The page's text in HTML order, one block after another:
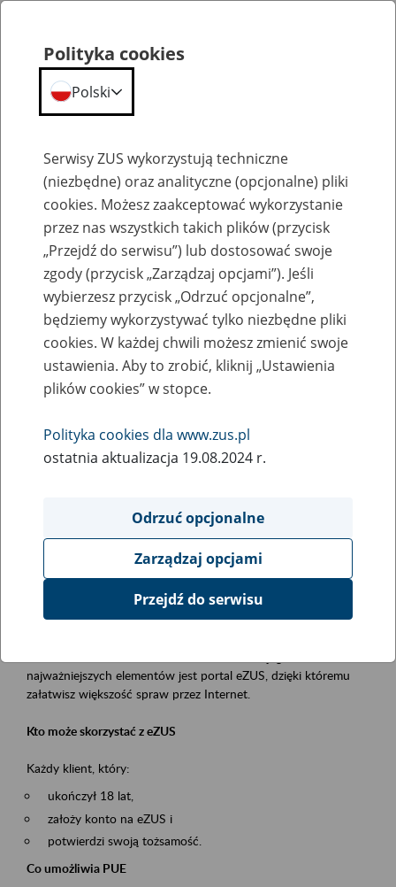
Szkolenia
Zaproś ZUS do siebie - zakładanie profili
eZUS w siedzibie Twojej firmy
Rodzaj wydarzenia
Szkolenia
Obszar merytoryczny
obsługa klientów
Opis wydarzenia
Platforma Usług Elektronicznych ZUS eZUS
najważniejszych elementów jest portal eZUS, dzięki któremu
załatwisz większość spraw przez Internet.
Kto może skorzystać z eZUS
Każdy klient, który:
ukończył 18 lat,
założy konto na eZUS i
potwierdzi swoją tożsamość.
Co umożliwia PUE
Polityka cookies
Polski
Serwisy ZUS wykorzystują techniczne
(niezbędne) oraz analityczne (opcjonalne) pliki
cookies. Możesz zaakceptować wykorzystanie
przez nas wszystkich takich plików (przycisk
„Przejdź do serwisu”) lub dostosować swoje
zgody (przycisk „Zarządzaj opcjami”). Jeśli
wybierzesz przycisk „Odrzuć opcjonalne”,
będziemy wykorzystywać tylko niezbędne pliki
cookies. W każdej chwili możesz zmienić swoje
ustawienia. Aby to zrobić, kliknij „Ustawienia
plików cookies” w stopce.
Polityka cookies dla www.zus.pl
ostatnia aktualizacja 19.08.2024 r.
Odrzuć opcjonalne
Zarządzaj opcjami
Przejdź do serwisu